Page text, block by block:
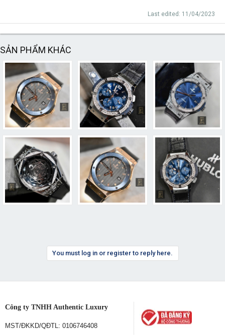
Last edited: 11/04/2023
SẢN PHẨM KHÁC
You must log in or register to reply here.
Công ty TNHH Authentic Luxury
MST/ĐKKD/QĐTL: 0106746408